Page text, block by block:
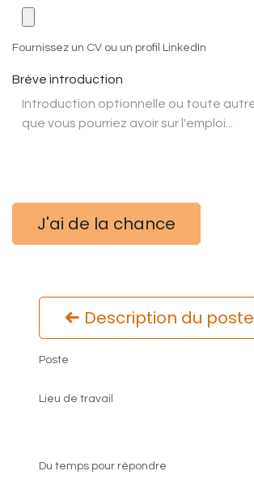
Fournissez un CV ou un profil LinkedIn
Brève introduction
J'ai de la chance
Description du poste
Poste
Lieu de travail
Du temps pour répondre